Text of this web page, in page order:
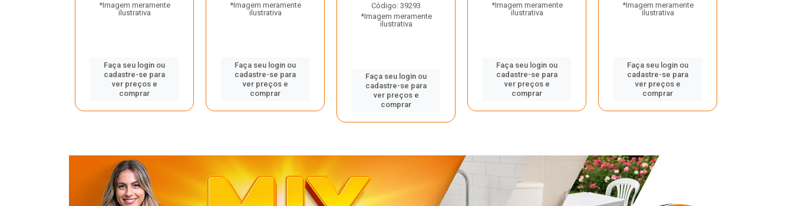
*Imagem meramente
ilustrativa
Faça seu login ou
cadastre-se para
ver preços e
comprar
*Imagem meramente
ilustrativa
Faça seu login ou
cadastre-se para
ver preços e
comprar
Código: 39293
*Imagem meramente
ilustrativa
Faça seu login ou
cadastre-se para
ver preços e
comprar
*Imagem meramente
ilustrativa
Faça seu login ou
cadastre-se para
ver preços e
comprar
*Imagem meramente
ilustrativa
Faça seu login ou
cadastre-se para
ver preços e
comprar